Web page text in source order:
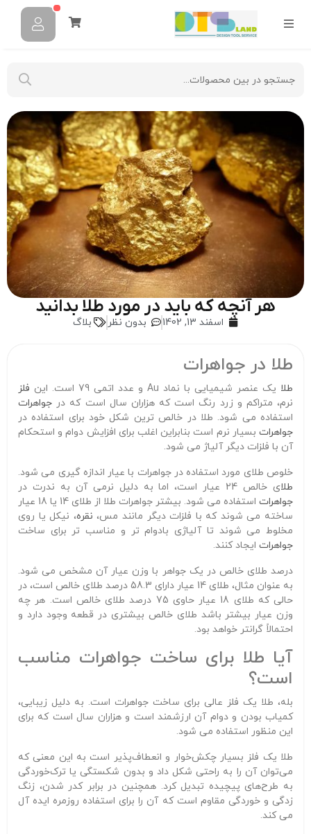
هر آنچه که باید در مورد طلا بدانید
اسفند 13, 1402 بدون نظر بلاگ
طلا در جواهرات
طلا یک عنصر شیمیایی با نماد Au و عدد اتمی 79 است. این
فلز
نرم، متراکم و زرد رنگ است که هزاران سال است که در جواهرات
استفاده می شود. طلا در خالص ترین شکل خود برای استفاده در
جواهرات بسیار نرم است بنابراین اغلب برای افزایش دوام و استحکام
آن با فلزات دیگر آلیاژ می شود.
خلوص طلای مورد استفاده در جواهرات با عیار اندازه گیری می شود.
طلای خالص 24 عیار است، اما به دلیل نرمی آن به ندرت در
جواهرات
استفاده می شود. بیشتر جواهرات طلا از طلای 14 یا 18 عیار
ساخته می شوند که با فلزات دیگر مانند مس، نقره، نیکل یا روی
مخلوط می شوند تا آلیاژی بادوام تر و مناسب تر برای ساخت
جواهرات ایجاد کنند.
درصد طلای خالص در یک جواهر با وزن عیار آن مشخص می شود.
به عنوان مثال، طلای 14 عیار دارای 58.3 درصد طلای خالص است، در
حالی که طلای 18 عیار حاوی 75 درصد طلای خالص است. هر چه
وزن عیار بیشتر باشد طلای خالص بیشتری در قطعه وجود دارد و
احتمالاً گرانتر خواهد بود.
آیا طلا برای ساخت جواهرات مناسب
است؟
بله، طلا یک فلز عالی برای ساخت جواهرات است. به دلیل زیبایی،
کمیاب بودن و دوام آن ارزشمند است و هزاران سال است که برای
این منظور استفاده می شود.
طلا یک فلز بسیار چکش‌خوار و انعطاف‌پذیر است به این معنی که
می‌توان آن را به راحتی شکل داد و بدون شکستگی یا ترک‌خوردگی
به طرح‌های پیچیده تبدیل کرد. همچنین در برابر کدر شدن، زنگ
زدگی و خوردگی مقاوم است که آن را برای استفاده روزمره ایده آل
می کند.